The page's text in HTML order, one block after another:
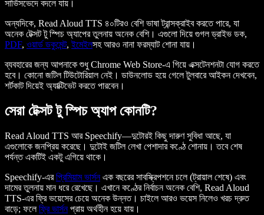
সার্ভিসভেদে বদলে যায়।
অন্যদিকে, Read Aloud TTS ৪০টিরও বেশি ভাষা ট্রান্সক্রাইব করতে পারে, যা
অনেক টেক্সট টু স্পিচ অ্যাপের তুলনায় অনেক বেশি। এগুলো দিয়ে গুগল ড্রাইভ ডক,
PDF, ওয়ার্ড ডকুমেন্ট, ইমেইলসহ আরও নানা ফরম্যাট শোনা যায়।
ব্যবহারের জন্য আপনাকে শুধু Chrome Web Store-এ গিয়ে এক্সটেনশনটা যোগ করতে
হবে। কোনো জটিল টিউটোরিয়াল নেই। ডাউনলোড হয়ে গেলে টুলবারে আইকন দেখবেন,
শর্টকাট দিয়েই অ্যাক্টিভেট করতে পারবেন।
সেরা টেক্সট টু স্পিচ অ্যাপ কোনটি?
Read Aloud TTS আর Speechify—দুটোরই কিছু দারুণ সুবিধা আছে, যা
এগুলোকে জনপ্রিয় করেছে। দুটোই জটিল লেখা পেশাদার কণ্ঠে শোনায়। তবে শেষ
পর্যন্ত একটিই একটু এগিয়ে থাকে।
Speechify-এরপ্রিমিয়াম ভার্সনএক বছরের সাবস্ক্রিপশনে চলে (ট্রায়াল শেষে) এবং
দামের তুলনায় মান ধরে রেখেছে। এখানে কণ্ঠের নির্বাচন অনেক বেশি, Read Aloud
TTS-এর ফ্রি ভয়েসের চেয়ে অনেক উন্নত। চাইলে আরও ভয়েস নিলেও খরচ দ্রুত
বাড়ে; ফলেফ্রি ভার্সনপ্রায় অর্থহীন হয়ে যায়।